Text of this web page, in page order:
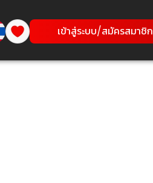
เข้าสู่ระบบ/สมัครสมาชิก